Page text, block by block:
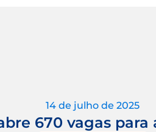
14 de julho de 2025
670 vagas para